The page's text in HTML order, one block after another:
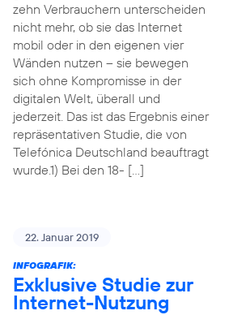
zehn Verbrauchern unterscheiden
nicht mehr, ob sie das Internet
mobil oder in den eigenen vier
Wänden nutzen – sie bewegen
sich ohne Kompromisse in der
digitalen Welt, überall und
jederzeit. Das ist das Ergebnis einer
repräsentativen Studie, die von
Telefónica Deutschland beauftragt
wurde.1) Bei den 18- […]
22. Januar 2019
INFOGRAFIK:
Exklusive Studie zur
Internet-Nutzung